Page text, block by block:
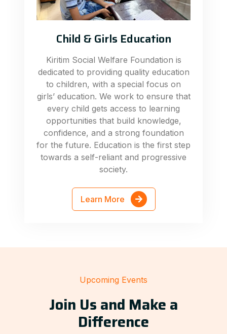
Child & Girls Education
Kiritim Social Welfare Foundation is
dedicated to providing quality education
to children, with a special focus on
girls’ education. We work to ensure that
every child gets access to learning
opportunities that build knowledge,
confidence, and a strong foundation
for the future. Education is the first step
towards a self-reliant and progressive
society.
Learn More
Upcoming Events
Join Us and Make a
Difference